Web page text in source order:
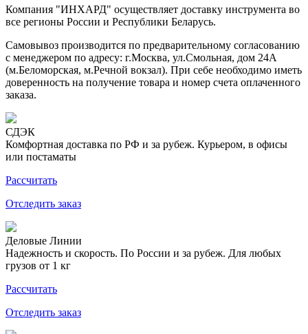
Компания "ИНХАРД" осуществляет доставку инструмента во
все регионы России и Республики Беларусь.
Самовывоз производится по предварительному согласованию
с менеджером по адресу: г.Москва, ул.Смольная, дом 24А
(м.Беломорская, м.Речной вокзал). При себе необходимо иметь
доверенность на получение товара и номер счета оплаченного
заказа.
СДЭК
Комфортная доставка по РФ и за рубеж. Курьером, в офисы
или постаматы
Рассчитать
Отследить заказ
Деловые Линии
Надежность и скорость. По России и за рубеж. Для любых
грузов от 1 кг
Рассчитать
Отследить заказ